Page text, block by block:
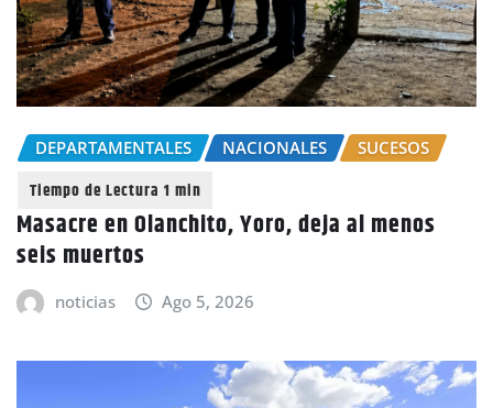
DEPARTAMENTALES NACIONALES SUCESOS
Masacre en Olanchito, Yoro, deja al menos
seis muertos
noticias Ago 5, 2026